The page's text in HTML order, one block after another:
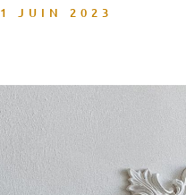
1 JUIN 2023